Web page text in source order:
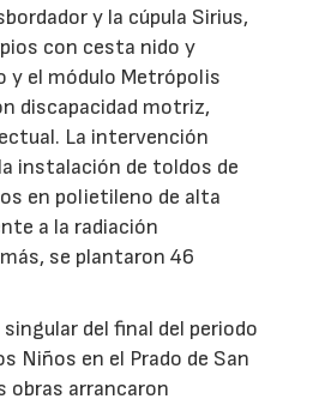
y la cúpula Sirius,
con cesta nido y
y el módulo Metrópolis
discapacidad motriz,
La intervención
instalación de toldos de
en polietileno de alta
a la radiación
se plantaron 46
del final del periodo
Niños en el Prado de San
obras arrancaron